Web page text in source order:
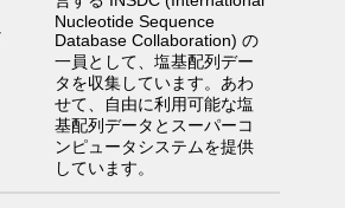
Nucleotide Sequence
Database Collaboration) の
一員として、塩基配列デー
タを収集しています。あわ
せて、自由に利用可能な塩
基配列データとスーパーコ
ンピュータシステムを提供
しています。